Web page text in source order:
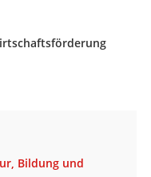
Bildung und